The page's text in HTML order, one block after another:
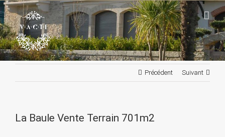
Passer
au
contenu
Précédent Suivant
La Baule Vente Terrain 701m2